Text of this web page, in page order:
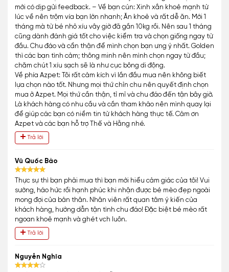
mới có dịp gửi feedback. – Về bạn cún: Xinh xắn khoẻ mạnh từ
lúc về nên trộm vía bạn lớn nhanh; Ăn khoẻ và rất dễ ăn. Mới 1
tháng mà từ bé nhỏ xíu vây giờ đã gần 10kg rồi. Nên sau 1 tháng
cũng dành đánh giá tốt cho việc kiểm tra và chọn giống ngay từ
đầu. Chu đáo và cẩn thận để mình chọn bạn ưng ý nhất. Golden
thì các bạn tình cảm; thông minh nên mình chọn ngay từ đầu;
chăm chút 1 xíu sạch sẽ là như cục bông di động.
Về phía Azpet: Tôi rất cảm kích vì lần đầu mua nên không biết
lựa chọn nào tốt. Nhưng mọi thứ chỉn chu nên quyết định chọn
mua ở Azpet. Mọi thứ cần thận, tỉ mỉ và chu đáo đến tận bây giờ.
Là khách hàng có nhu cầu và cần tham khảo nên mình quay lại
để giúp các bạn có niềm tin từ khách hàng thực tế. Cảm ơn
Azpet và các bạn hỗ trợ Thế và Hằng nhé.
Trả lời
Vũ Quốc Bảo
Thực sự thì bạn phải mua thì bạn mới hiểu cảm giác của tôi! Vui
sướng, háo hức rồi hạnh phúc khi nhận được bé mèo đẹp ngoài
mong đợi của bản thân. Nhân viên rất quan tâm ý kiến của
khách hàng, hướng dẫn tận tình chu đáo! Đặc biệt bé mèo rất
ngoan khoẻ mạnh và ghét vch luôn.
Trả lời
Nguyễn Nghĩa